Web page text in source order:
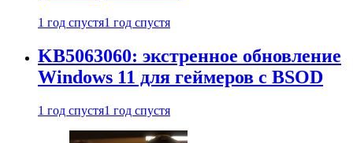
1 год спустя1 год спустя
KB5063060: экстренное обновление
Windows 11 для геймеров с BSOD
1 год спустя1 год спустя